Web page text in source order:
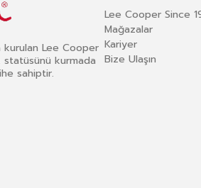
kurulan Lee Cooper
statüsünü kurmada
sahiptir.
Lee Cooper Since
Mağazalar
Kariyer
Bize Ulaşın